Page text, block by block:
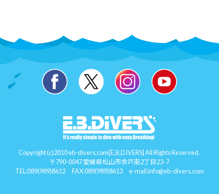
Copyright (c)2010 eb-divers.com[E,B,DIVERS] All Rights Reserved.
〒790-0047 愛媛県松山市余戸南2丁目23-7
TEL:089(989)8612FAX:089(989)8613 e-mail:info@eb-divers.com